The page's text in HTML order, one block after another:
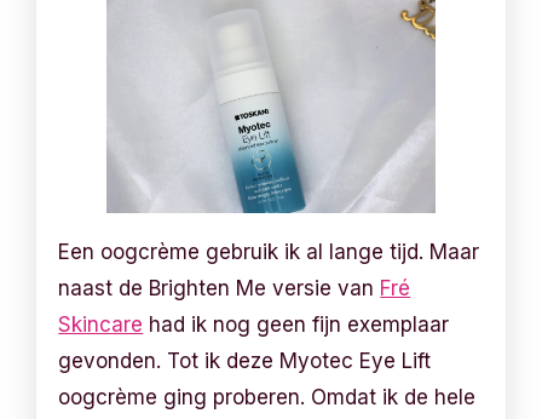
Een oogcrème gebruik ik al lange tijd. Maar
naast de Brighten Me versie van Fré
Skincare had ik nog geen fijn exemplaar
gevonden. Tot ik deze Myotec Eye Lift
oogcrème ging proberen. Omdat ik de hele